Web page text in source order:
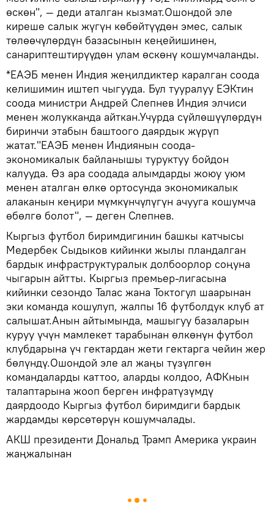
өскөн", — деди аталган кызмат.Ошондой эле
киреше салык жүгүн көбөйтүүдөн эмес, салык
төлөөчүлөрдүн базасынын кеңейишинен,
санариптештирүүдөн улам өскөнү кошумчаланды.
*ЕАЭБ менен Индия жеңилдиктер каралган соода
келишимин иштеп чыгууда. Бул тууралуу ЕЭКтин
соода министри Андрей Слепнев Индия элчиси
менен жолукканда айткан.Учурда сүйлөшүүлөрдүн
биринчи этабын баштоого даярдык жүрүп
жатат."ЕАЭБ менен Индиянын соода-
экономикалык байланышы туруктуу бойдон
калууда. Өз ара соодада алымдарды жоюу уюм
менен аталган өлкө ортосунда экономикалык
алаканын кеңири мүмкүнчүлүгүн ачууга кошумча
өбөлгө болот", — деген Слепнев.
Кыргыз футбол биримдигинин башкы катчысы
Медербек Сыдыков кийинки жылы пландалган
бардык инфраструктуралык долбоорлор соңуна
чыгарын айтты. Кыргыз премьер-лигасына
кийинки сезондо Талас жана Токтогул шаарынан
эки команда кошулуп, жалпы 16 футболдук клуб ат
салышат.Анын айтымында, машыгуу базаларын
куруу үчүн мамлекет тарабынан өлкөнүн футбол
клубдарына үч гектардан жети гектарга чейин жер
бөлүндү.Ошондой эле ал жаңы түзүлгөн
командаларды каттоо, аларды колдоо, АФКнын
талаптарына жооп берген инфратүзүмдү
даярдоодо Кыргыз футбол биримдиги бардык
жардамды көрсөтөрүн кошумчалады.
АКШ президенти Дональд Трамп Америка украин
жаңжалынан